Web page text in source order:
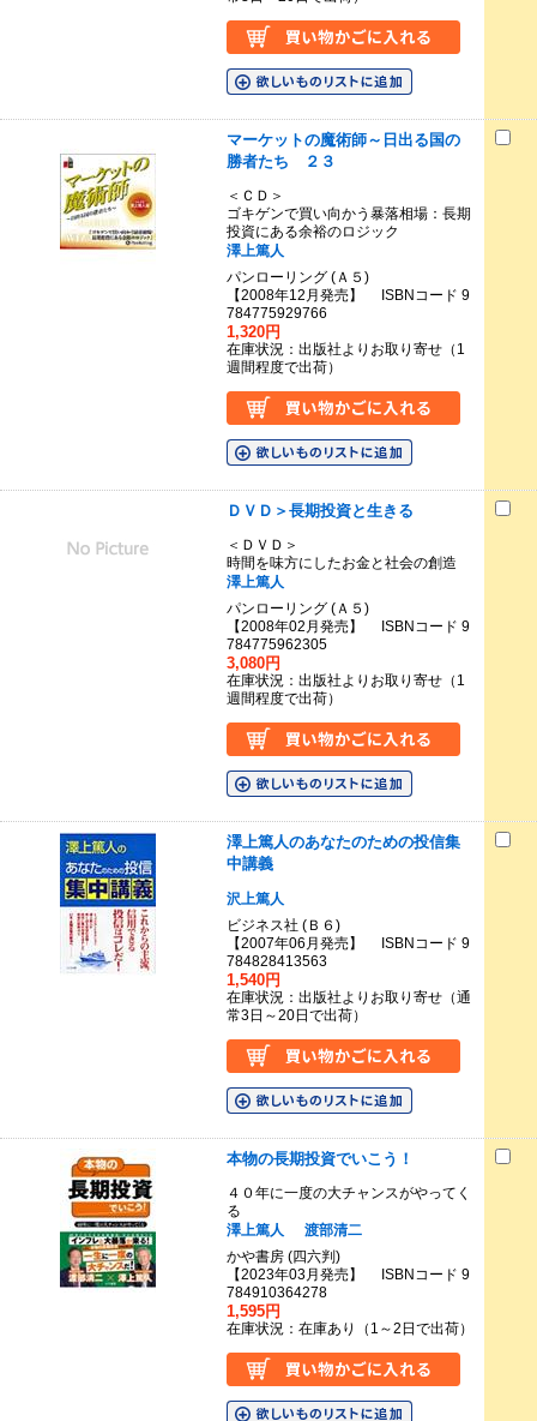
マーケットの魔術師～日出る国の
勝者たち ２３
＜ＣＤ＞
ゴキゲンで買い向かう暴落相場：長期
投資にある余裕のロジック
澤上篤人
パンローリング (Ａ５)
【2008年12月発売】 ISBNコード 9
784775929766
1,320円
在庫状況：出版社よりお取り寄せ（1
週間程度で出荷）
ＤＶＤ＞長期投資と生きる
＜ＤＶＤ＞
時間を味方にしたお金と社会の創造
澤上篤人
パンローリング (Ａ５)
【2008年02月発売】 ISBNコード 9
784775962305
3,080円
在庫状況：出版社よりお取り寄せ（1
週間程度で出荷）
澤上篤人のあなたのための投信集
中講義
沢上篤人
ビジネス社 (Ｂ６)
【2007年06月発売】 ISBNコード 9
784828413563
1,540円
在庫状況：出版社よりお取り寄せ（通
常3日～20日で出荷）
本物の長期投資でいこう！
４０年に一度の大チャンスがやってく
る
澤上篤人
渡部清二
かや書房 (四六判)
【2023年03月発売】 ISBNコード 9
784910364278
1,595円
在庫状況：在庫あり（1～2日で出荷）